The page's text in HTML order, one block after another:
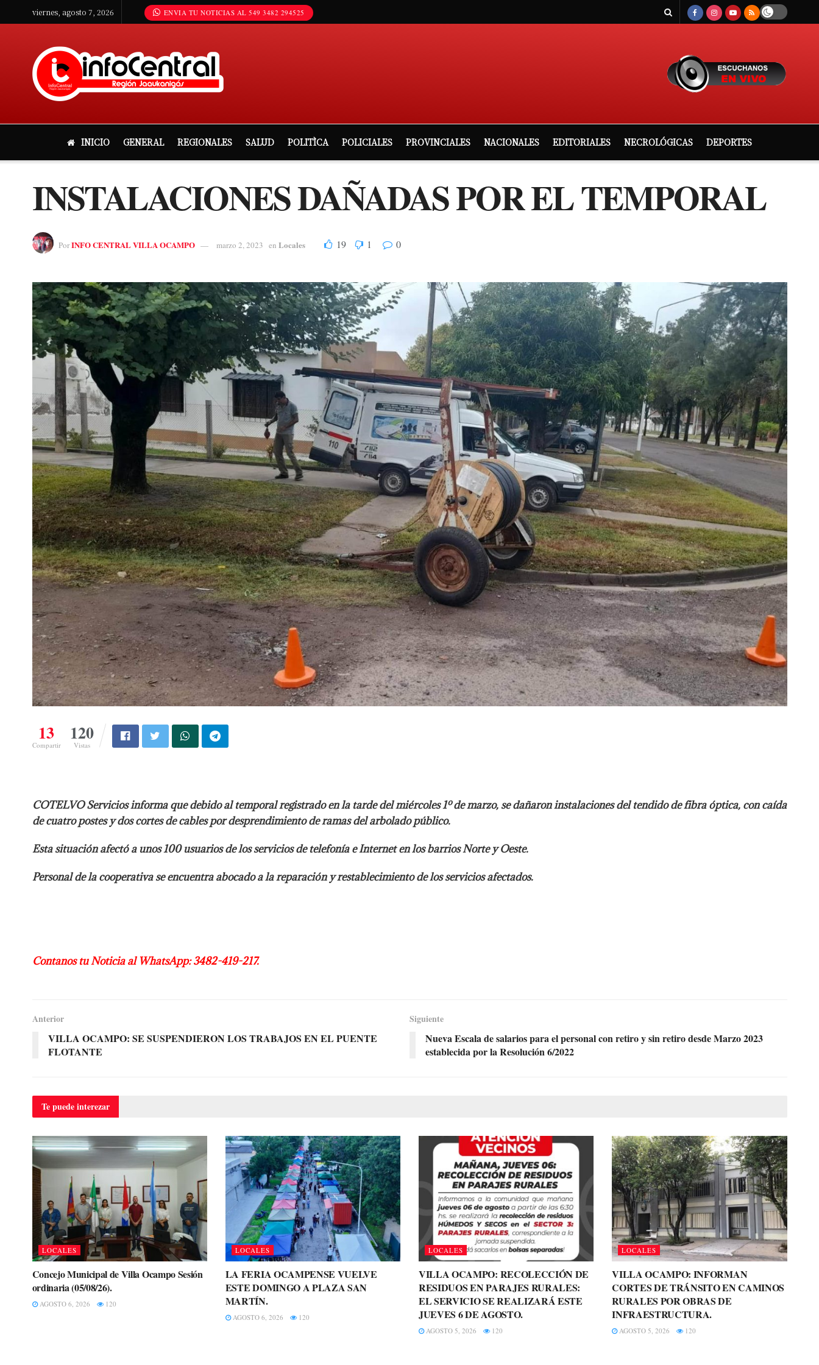
viernes, agosto 7, 2026 ENVIA TU NOTICIAS AL 549 3482 294525
INICIO GENERAL REGIONALES SALUD POLITÌCA POLICIALES PROVINCIALES NACIONALES EDITORIALES NECROLÓGICAS DEPORTES
INSTALACIONES DAÑADAS POR EL TEMPORAL
PorINFO CENTRAL VILLA OCAMPO marzo 2, 2023 en Locales 19 1 0
13
Compartir
120
Vistas
COTELVO Servicios informa que debido al temporal registrado en la tarde del miércoles 1º de marzo, se dañaron instalaciones del tendido de fibra óptica, con caída
de cuatro postes y dos cortes de cables por desprendimiento de ramas del arbolado público.
Esta situación afectó a unos 100 usuarios de los servicios de telefonía e Internet en los barrios Norte y Oeste.
Personal de la cooperativa se encuentra abocado a la reparación y restablecimiento de los servicios afectados.
Contanos tu Noticia al WhatsApp: 3482-419-217.
Anterior
VILLA OCAMPO: SE SUSPENDIERON LOS TRABAJOS EN EL PUENTE
FLOTANTE
Siguiente
Nueva Escala de salarios para el personal con retiro y sin retiro desde Marzo 2023
establecida por la Resolución 6/2022
Te puedeinterezar
LOCALES
Concejo Municipal de Villa Ocampo Sesión
ordinaria (05/08/26).
AGOSTO 6, 2026 120
LOCALES
LA FERIA OCAMPENSE VUELVE
ESTE DOMINGO A PLAZA SAN
MARTÍN.
AGOSTO 6, 2026 120
LOCALES
VILLA OCAMPO: RECOLECCIÓN DE
RESIDUOS EN PARAJES RURALES:
EL SERVICIO SE REALIZARÁ ESTE
JUEVES 6 DE AGOSTO.
AGOSTO 5, 2026 120
LOCALES
VILLA OCAMPO: INFORMAN
CORTES DE TRÁNSITO EN CAMINOS
RURALES POR OBRAS DE
INFRAESTRUCTURA.
AGOSTO 5, 2026 120